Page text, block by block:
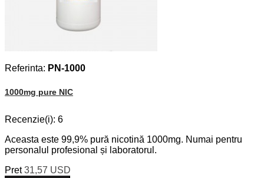
Referinta: PN-1000
1000mg pure NIC
Recenzie(i): 6
Aceasta este 99,9% pură nicotină 1000mg. Numai pentru
personalul profesional și laboratorul.
Pret 31,57 USD